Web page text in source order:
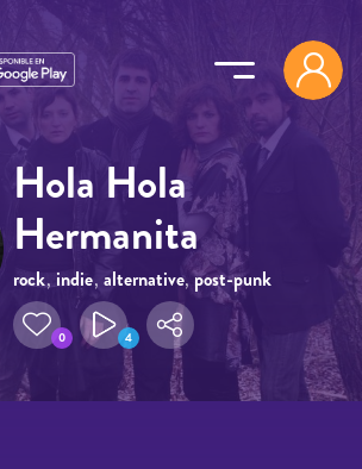
Hola Hola
Hermanita
rock, indie, alternative, post-punk
0 4